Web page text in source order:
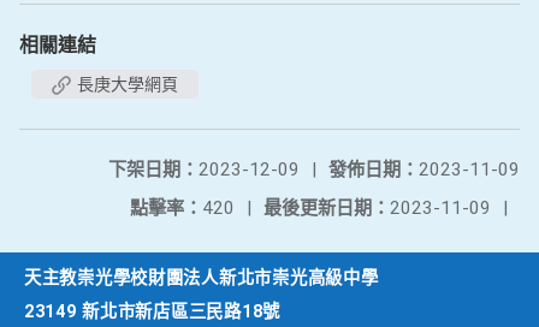
相關連結
長庚大學網頁
發佈日期： 2023-11-09
下架日期： 2023-12-09
|
最後更新日期： 2023-11-09 |
點擊率： 420 |
天主教崇光學校財團法人新北市崇光高級中學
23149 新北市新店區三民路18號